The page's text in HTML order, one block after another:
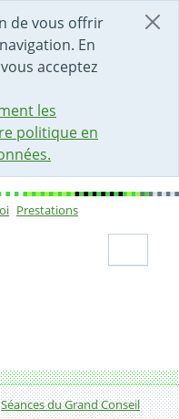
de vous offrir
En
acceptez
les
politique en
Prestations
Séances du Grand Conseil